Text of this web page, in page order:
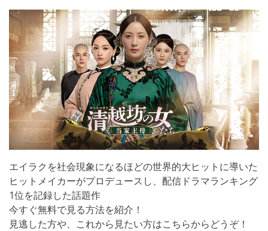
エイラクを社会現象になるほどの世界的大ヒットに導いた
ヒットメイカーがプロデュースし、配信ドラマランキング
1位を記録した話題作
今すぐ無料で見る方法を紹介！
見逃した方や、これから見たい方はこちらからどうぞ！